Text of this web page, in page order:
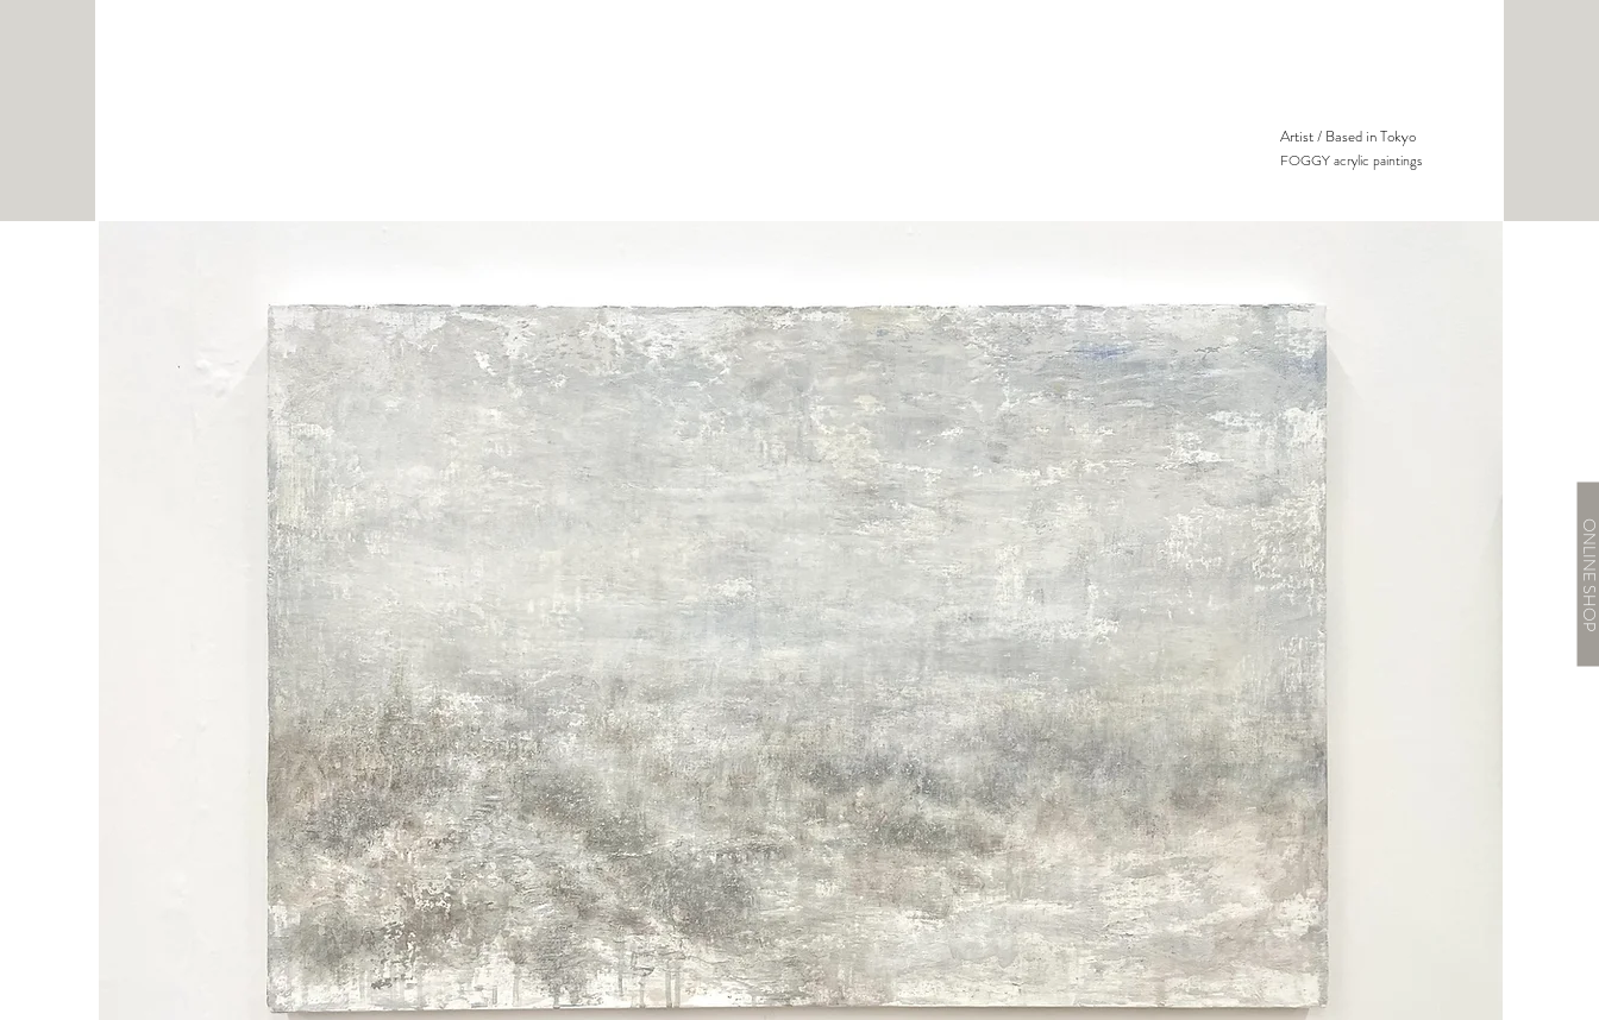
Artist / Based in Tokyo
FOGGY acrylic paintings
ONLINE SHOP